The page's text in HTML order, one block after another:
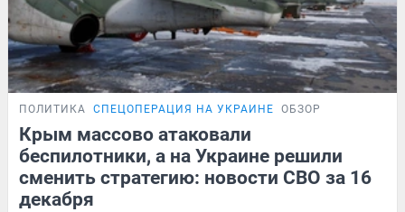
ПОЛИТИКА СПЕЦОПЕРАЦИЯ НА УКРАИНЕ ОБЗОР
Крым массово атаковали
беспилотники, а на Украине решили
сменить стратегию: новости СВО за 16
декабря